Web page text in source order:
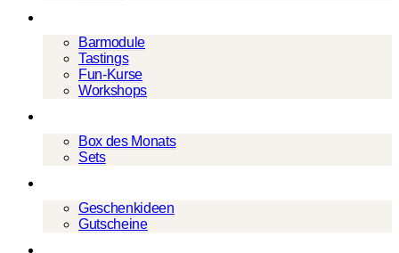
Barmodule
Tastings
Fun-Kurse
Workshops
Box des Monats
Sets
Geschenkideen
Gutscheine